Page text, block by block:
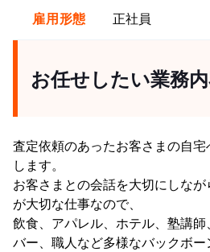
雇用形態 正社員
お任せしたい業務
査定依頼のあったお客さまの自
します。
お客さまとの会話を大切にしな
が大切な仕事なので、
飲食、アパレル、ホテル、塾講
バー、職人など多様なバックボ